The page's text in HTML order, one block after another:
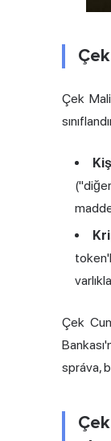
Çek
Çek
správa,